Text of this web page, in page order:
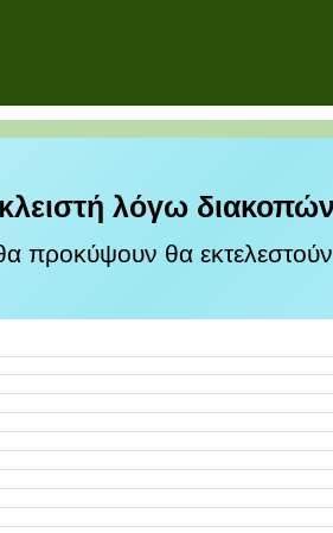
κλειστή λόγω
προκύψουν θα